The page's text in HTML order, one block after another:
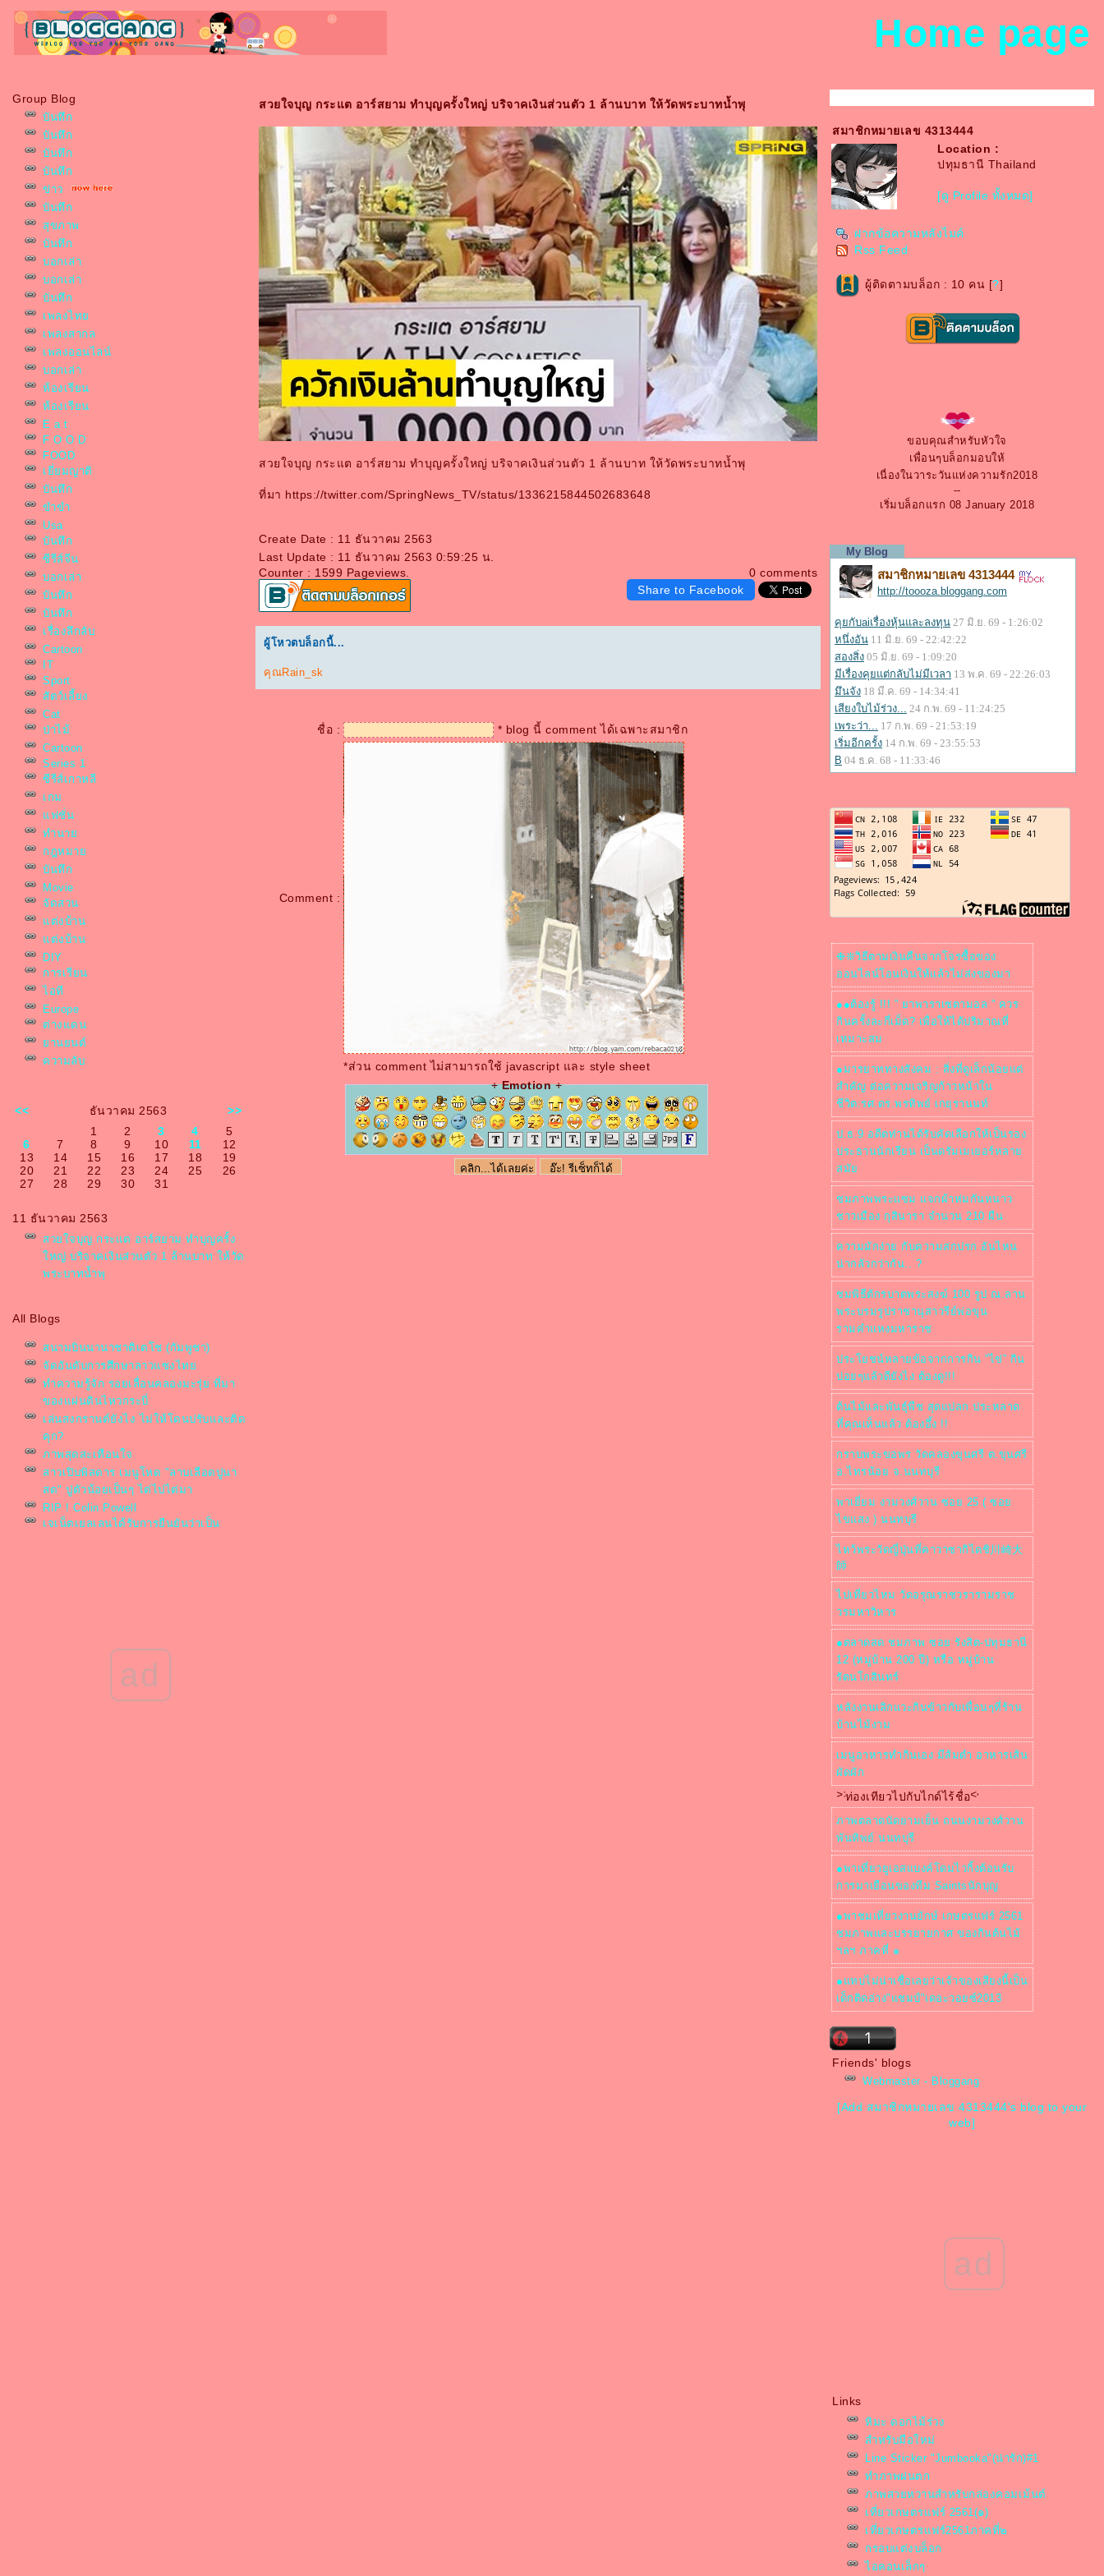
Home page
Group Blog
บันทึก
บันทึก
บันทึก
บันทึก
ข่าว
บันทึก
สุขภาพ
บันทึก
บอกเล่า
บอกเล่า
บันทึก
เพลงไท
เพลงสากล
เพลงออนไลน์
บอกเล่า
ห้องเรียน
ห้องเรียน
E a t
F O O D
FOOD
เยี่ยมญาติ
บันทึก
ขำขำ
Usa
บันทึก
ซีรีส์จีน
บอกเล่า
บันทึก
บันทึก
เรื่องลึกลับ
Cartoon
IT
Sport
สัตว์เลี้ยง
Cat
ป่าไม้
Cartoon
Series 1
ซีรีส์เกาหลี
เกม
ฟชั่น
ทำนา
กฎหมา
บันทึก
Movie
จัดสวน
ต่งบ้าน
ต่งบ้าน
DIY
การเรียน
ไอที
Europe
ต่างแดน
านยนต์
ความลับ
<< ธันวาคม 2563
>>
1
2 3 4
5
6
7 8 9 10 11
12
13
14 15 16 17 18
19
20
21 22 23 24 25
26
27
28 29 30 31
11 ธันวาคม 2563
สวยใจบุญ กระแต อาร์สยาม ทำบุญครั้ง
หญ่ บริจาคเงินส่วนตัว 1 ล้านบาท ให้วัด
พระบาทน้ำพุ
All Blogs
สนามบินนานาชาติเตโช (กัมพูชา)
จัดอันดับการศึกษาลาวแซงไท
ทำความรู้จัก รอยเลื่อนคลองมะรุ่ย ที่มา
ของแผ่นดินไหวกระบี่
เล่นสงกรานต์ยังไง ไม่ให้โดนปรับและติด
คุก?
ภาพสุดสะเทือนใจ
สาวเปิบพิสดาร เมนูโหด "ลาบเลือดปูนา
สด" ปูตัวน้อยเป็นๆ ไต่ไปไต่มา
RIP ! Colin Powell
เจเน็ตเยลเลนได้รับการยืนยันว่าเป็น
หญ่ บริจาคเงินส่วนตัว 1 ล้านบาท ให้วัด
หลังถูกแซะเรียนไม่จบ ฟอร์ด โชว์
ปริญญาเกียรตินิยมอันดับ 1 จุฬาฯ จบสาม
ad
สวยใจบุญ กระแต อาร์สยาม ทำบุญครั้งใหญ่ บริจาคเงินส่วนตัว 1 ล้านบาท ให้วัดพระบาทน้ำพุ
สวยใจบุญ กระแต อาร์สยาม ทำบุญครั้งใหญ่ บริจาคเงินส่วนตัว 1 ล้านบาท ให้วัดพระบาทน้ำพุ
ที่มา https://twitter.com/SpringNews_TV/status/1336215844502683648
Create Date : 11 ธันวาคม 2563
Last Update : 11 ธันวาคม 2563 0:59:25 น.
0 comments
Counter : 1599 Pageviews.
Share to Facebook
ผู้โหวตบล็อกนี้...
คุณRain_sk
ชื่อ : * blog นี้ comment ได้เฉพาะสมาชิก
Comment :
*ส่วน comment ไม่สามารถใช้ javascript และ style sheet
+Emotion+
สมาชิกหมายเลข 4313444
Location :
ปทุมธานี Thailand
[ดู Profile ทั้งหมด]
ฝากข้อความหลังไมค์
Rss Feed
ผู้ติดตามบล็อก : 10 คน [?]
ขอบคุณสำหรับหัวใจ
เพื่อนๆบล็อกมอบให้
เนื่องในวาระวันแห่งความรัก2018
--
เริ่มบล็อกแรก 08 January 2018
❉❊วิธีตามเงินคืนจากโจรซื้อของ
ออนไลน์โอนเงินให้แล้วไม่ส่งของมา
●●ต้องรู้ !!! ” ยาพาราเซตามอล ” ควร
กินครั้งละกี่เม็ด? เพื่อให้ได้ปริมาณที่
เหมาะสม
●มารยาททางสังคม : สิ่งที่ดูเล็กน้อยแต่
สำคัญ ต่อความเจริญก้าวหน้าใน
ชีวิต:รศ.ดร.พรทิพย์ เกยุรานนท์
ป.ธ.9 อดีตท่านได้รับคัดเลือกให้เป็นรอง
ประธานนักเรียน เป็นดรัมเมเยอร์หลา
สมั
ชมภาพพระแซม แจกผ้าห่มกันหนาว
ชาวเมือง กุสินารา จำนวน 210 ผืน
ความมักง่าย กับความสกปรก อันไหน
น่ากลัวกว่ากัน.. ?
ชมพิธีตักรบาตพระสงฆ์ 100 รูป ณ.ลาน
พระบรมรูปราชานุสาวรีย์พ่อขุน
รามคำแหงมหาราช
ประโยชน์หลายข้อจากการกิน ”ไข่” กิน
บ่อยๆแล้วดียังไง ต้องดู!!!
ต้นไม้และพันธุ์พืช สุดแปลก ประหลาด
ที่คุณเห็นแล้ว ต้องอึ้ง !!
กราบพระขอพร วัดคลองขุนศรี ต.ขุนศรี
อ.ไทรน้อย จ.นนทบุรี
พาเยี่ยม งามวงศ์วาน ซอย 25 ( ซอ
ไขแสง ) นนทบุรี
ไหว้พระวัดญี่ปุ่นที่คาวาซากิไดชิ川崎大
師
ไปเที่ยวไหม วัดอรุณราชวรารามราช
วรมหาวิหาร
●ตลาดสด ชมภาพ ซอย รังสิต-ปทุมธานี
12 (หมู่บ้าน 200 ปี) หรือ หมู่บ้าน
รัตนโกสินทร์
หลังงานเลิกแวะกินข้าวกับเพื่อนๆที่ร้าน
บ้านไม้งาม
เมนูอาหารทำกินเอง มีส้มตำ อาหารเส้น
ผัดผัก
>>ท่องเทียวไปกับไกด์ไร้ชื่อ<<
ภาพตลาดนัดยามเย็น ถนนงามวงศ์วาน
พันทิพย์ นนทบุรี
●พาเที่ยวยูเอสแบงค์โดมไวกิ้งต้อนรับ
การมาเยือนของทีม Saintsนักบุญ
●พาชมเที่ยวงานยักษ์ เกษตรแฟร์ 2561
ชมภาพและบรรยายกาศ ของกินต้นไม้
ฯลฯ ภาคที่ ๑
●แทบไม่น่าเชื่อเลยว่าเจ้าของเสียงนี้เป็น
เด็กติดอ่าง"แชมป์"เดอะวอยซ์2013
Friends' blogs
Webmaster - Bloggang
[Add สมาชิกหมายเลข 4313444's blog to your
web]
ad
Links
หิมะ ดอกไม้ร่วง
สำหรับมือใหม่
Line Sticker "Jumbooka"(น่ารัก)#1
ทำภาพฝนตก
ภาพสวยหวานสำหรับกล่องคอมเม้นต์
เที่ยวเกษตรแฟร์ 2561(๑)
เที่ยวเกษตรแฟร์2561ภาคที่๒
กรอบแต่งบล็อก
ไอคอนเล็กๆ